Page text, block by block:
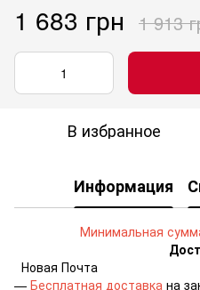
1 683 грн 1 913
В избранное
Информация
Минимальная
Новая Почта
— Бесплатная доставка на